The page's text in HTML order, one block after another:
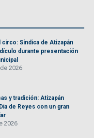
circo: Síndica de Atizapán
durante presentación
2026
y tradición: Atizapán
de Reyes con un gran
2026